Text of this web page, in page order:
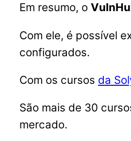
Em resumo, o
Com ele, é possível
configurados.
Com os cursos da
São mais de 30
mercado.